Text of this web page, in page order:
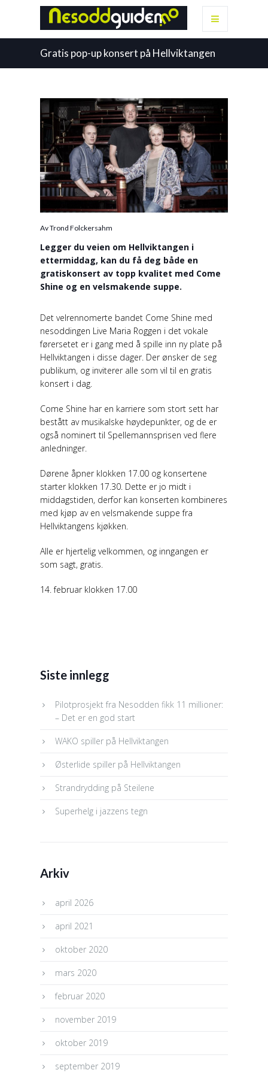
Gratis pop-up konsert på Hellviktangen
Av Trond Folckersahm
Legger du veien om Hellviktangen i
ettermiddag, kan du få deg både en
gratiskonsert av topp kvalitet med Come
Shine og en velsmakende suppe.
Det velrennomerte bandet Come Shine med
nesoddingen Live Maria Roggen i det vokale
førersetet er i gang med å spille inn ny plate på
Hellviktangen i disse dager. Der ønsker de seg
publikum, og inviterer alle som vil til en gratis
konsert i dag.
Come Shine har en karriere som stort sett har
bestått av musikalske høydepunkter, og de er
også nominert til Spellemannsprisen ved flere
anledninger.
Dørene åpner klokken 17.00 og konsertene
starter klokken 17.30. Dette er jo midt i
middagstiden, derfor kan konserten kombineres
med kjøp av en velsmakende suppe fra
Hellviktangens kjøkken.
Alle er hjertelig velkommen, og inngangen er
som sagt, gratis.
14. februar klokken 17.00
Siste innlegg
Pilotprosjekt fra Nesodden fikk 11 millioner:
– Det er en god start
WAKO spiller på Hellviktangen
Østerlide spiller på Hellviktangen
Strandrydding på Steilene
Superhelg i jazzens tegn
Arkiv
april 2026
april 2021
oktober 2020
mars 2020
februar 2020
november 2019
oktober 2019
september 2019